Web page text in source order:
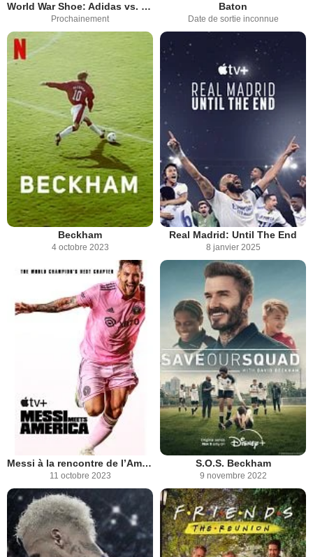
World War Shoe: Adidas vs. Puma
Prochainement
Baton
Date de sortie inconnue
Beckham
4 octobre 2023
Real Madrid: Until The End
8 janvier 2025
Messi à la rencontre de l’Amérique
11 octobre 2023
S.O.S. Beckham
9 novembre 2022